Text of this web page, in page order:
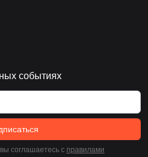
событиях
соглашаетесь c правилами